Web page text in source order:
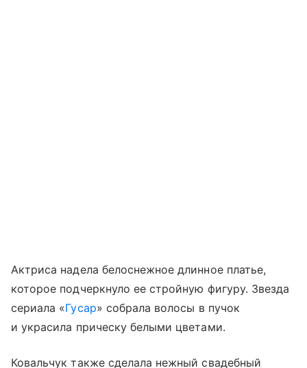
Актриса надела белоснежное длинное платье,
которое подчеркнуло ее стройную фигуру. Звезда
сериала «Гусар» собрала волосы в пучок
и украсила прическу белыми цветами.
Ковальчук также сделала нежный свадебный